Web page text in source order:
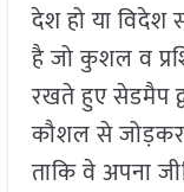
देश हो या
है जो कुशल व
रखते हुए सेडमैप
कौशल से जोड़कर
ताकि वे अपना